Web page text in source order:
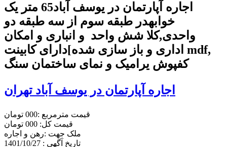
اجاره آپارتمان در یوسف آباد65 متر یک
خوابهدر طبقه سوم از سه طبقه دو
واحدی,کلا شش واحد و انباری و امکان
اداری و باز سازی شده]دارای کابینت mdf,
کفپوش یرامیک و نمای ساختمان سنگ
اجاره آپارتمان در یوسف آباد تهران
قیمت مترمربع :000 تومان
قیمت کل: 000 تومان
ملک جهت :رهن و اجاره
تاریخ آگهی : 1401/10/27